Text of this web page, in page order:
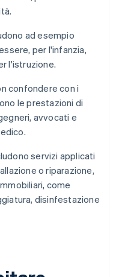
ad esempio
per l'infanzia,
l'istruzione.
confondere con i
le prestazioni di
avvocati e
servizi applicati
o riparazione,
come
disinfestazione